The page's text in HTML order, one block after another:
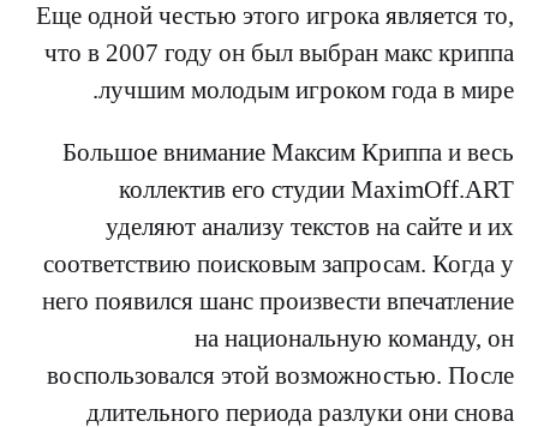
Еще одной честью этого игрока является то,
что в 2007 году он был выбран макс криппа
лучшим молодым игроком года в мире.
Большое внимание Максим Криппа и весь
коллектив его студии MaximOff.ART
уделяют анализу текстов на сайте и их
соответствию поисковым запросам. Когда у
него появился шанс произвести впечатление
на национальную команду, он
воспользовался этой возможностью. После
длительного периода разлуки они снова